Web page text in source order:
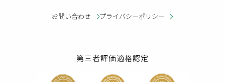
お問い合わせ プライバシーポリシー
第三者評価適格認定